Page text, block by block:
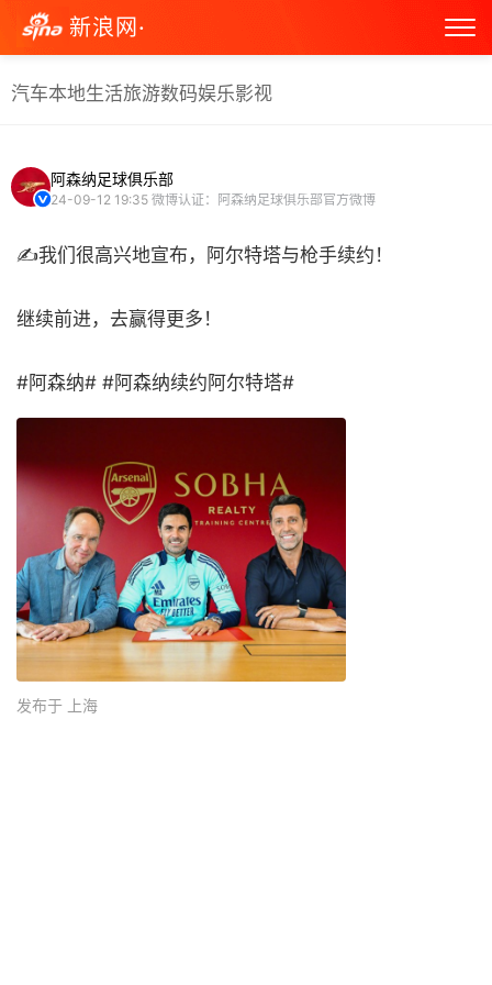
新浪网·
汽车本地生活旅游数码娱乐影视
阿森纳足球俱乐部
24-09-12 19:35 微博认证：阿森纳足球俱乐部官方微博
✍我们很高兴地宣布，阿尔特塔与枪手续约！
继续前进，去赢得更多！
#阿森纳# ​​​#阿森纳续约阿尔特塔# ​
发布于 上海